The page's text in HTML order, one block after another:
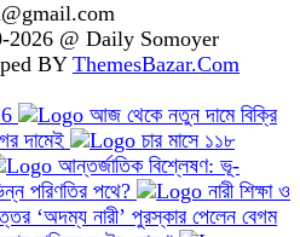
@ Daily Somoyer
BYThemesBazar.Com
আজ থেকে নতুন দামে বিক্রি
দামেই
চার মাসে ১১৮
আন্তর্জাতিক বিশ্লেষণ: ভূ-
পরিণতির পথে?
নারী শিক্ষা ও
‘অদম্য নারী’ পুরস্কার পেলেন বেগম